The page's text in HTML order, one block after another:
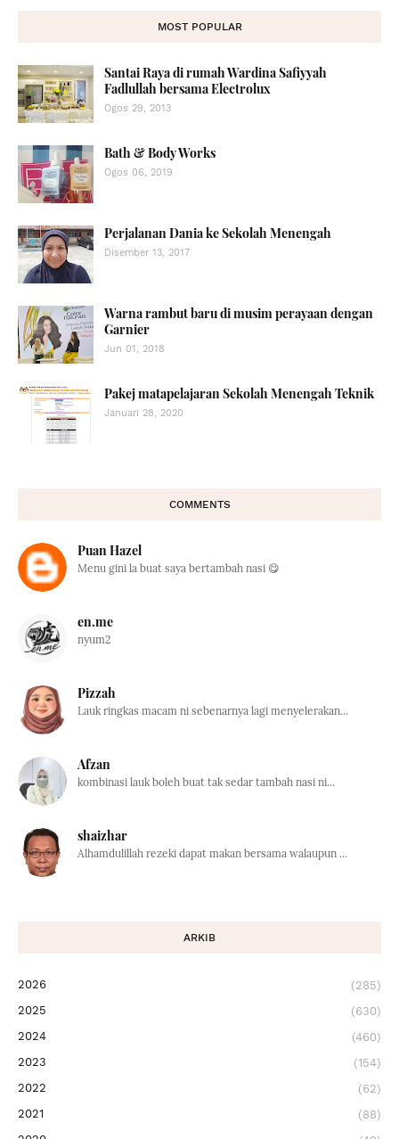
MOST POPULAR
Santai Raya di rumah Wardina Safiyyah
Fadlullah bersama Electrolux
Ogos 29, 2013
Bath & Body Works
Ogos 06, 2019
Perjalanan Dania ke Sekolah Menengah
Disember 13, 2017
Warna rambut baru di musim perayaan dengan
Garnier
Jun 01, 2018
Pakej matapelajaran Sekolah Menengah Teknik
Januari 28, 2020
COMMENTS
Puan Hazel
Menu gini la buat saya bertambah nasi 😋
en.me
nyum2
Pizzah
Lauk ringkas macam ni sebenarnya lagi menyelerakan...
Afzan
kombinasi lauk boleh buat tak sedar tambah nasi ni...
shaizhar
Alhamdulillah rezeki dapat makan bersama walaupun ...
ARKIB
2026
(285)
2025
(630)
2024
(460)
2023
(154)
2022
(62)
2021
(88)